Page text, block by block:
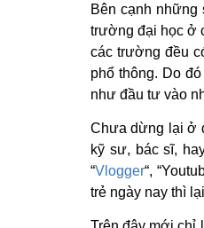
Bên cạnh
trường đại học ở
các trường đều
phổ thông. Do
như đầu tư vào
Chưa dừng lại ở
kỹ sư, bác sĩ,
“Vlogger“,
trẻ ngày nay thì